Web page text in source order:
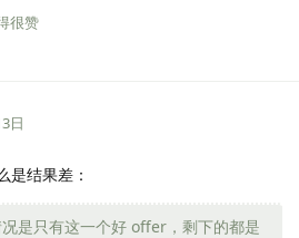
很赞
日
是结果差：
是只有这一个好 offer，剩下的都是